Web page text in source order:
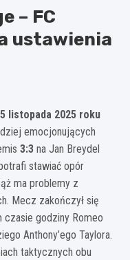
– FC
ustawienia
listopada 2025 roku
emocjonujących
3:3 na Jan Breydel
stawiać opór
ma problemy z
Mecz zakończył się
godziny Romeo
Anthony’ego Taylora.
taktycznych obu